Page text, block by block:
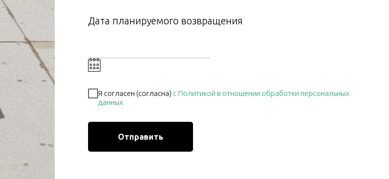
Дата планируемого возвращения
Я согласен (согласна) с Политикой в отношении обработки персональных
данных
Отправить